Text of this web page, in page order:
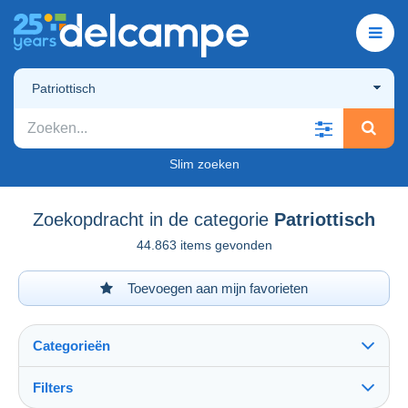
Patriottisch
Slim zoeken
Zoekopdracht in de categorie Patriottisch
44.863 items gevonden
Toevoegen aan mijn favorieten
Categorieën
Filters